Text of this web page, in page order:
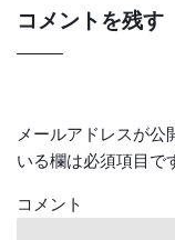
コメントを残す
メールアドレスが公
いる欄は必須項目で
コメント